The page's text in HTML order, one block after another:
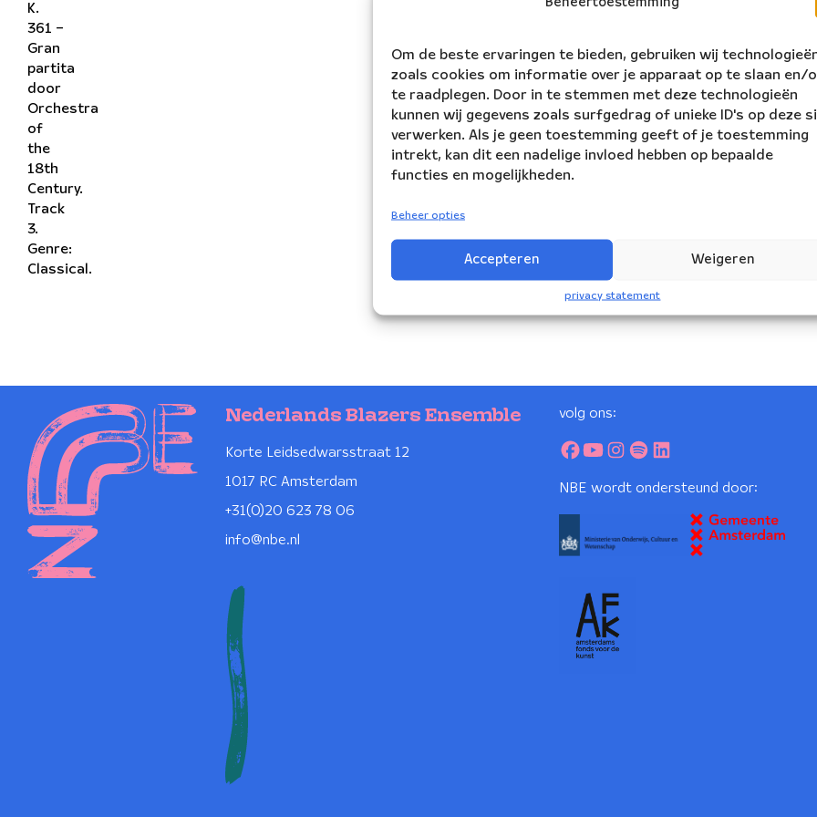
Om de beste ervaringen te bieden, gebruiken wij
zoals cookies om informatie over je apparaat op te slaan en/
te raadplegen. Door in te stemmen met deze technologieën
kunnen wij gegevens zoals surfgedrag of unieke ID's op deze
verwerken. Als je geen toestemming geeft of je toestemming
intrekt, kan dit een nadelige invloed hebben op bepaalde
functies en mogelijkheden.
Beheer opties
Accepteren Weigeren
privacy statement
K.
361 –
Gran
partita
door
Orchestra
of
the
18th
Century.
Track
3.
Genre:
Classical.
Nederlands Blazers Ensemble
Korte Leidsedwarsstraat 12
1017 RC Amsterdam
+31(0)20 623 78 06
info@nbe.nl
volg ons:
NBE wordt ondersteund door: